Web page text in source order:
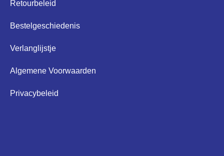
Retourbeleid
Bestelgeschiedenis
Verlanglijstje
Algemene Voorwaarden
Privacybeleid